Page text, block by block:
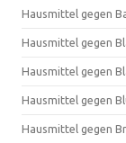
Hausmittel gegen
Hausmittel gegen
Hausmittel gegen
Hausmittel gegen
Hausmittel gegen